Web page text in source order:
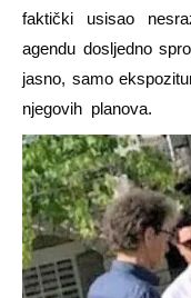
faktički usisao
agendu dosljedno
jasno, samo
njegovih planova.